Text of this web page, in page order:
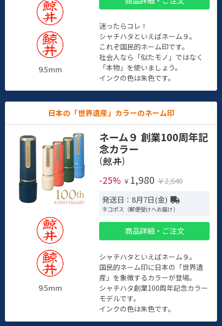
9.5mm
迷ったらコレ！
シャチハタといえばネーム９。
これぞ国民的ネーム印です。
社会人なら「似たモノ」ではなく
「本物」を使いましょう。
インクの色は朱色です。
日本の「世界遺産」カラーのネーム印
9.5mm
ネーム９ 創業100周年記
念カラー
(
)
-25% ￥ 1,980 ￥2,640
発送日：8月7日(金)
ネコポス（郵便受けへお届け）
商品詳細・ご注文
シャチハタといえばネーム９。
国民的ネーム印に日本の「世界遺
産」を象徴するカラーが登場。
シャチハタ創業100周年記念カラー
モデルです。
インクの色は朱色です。